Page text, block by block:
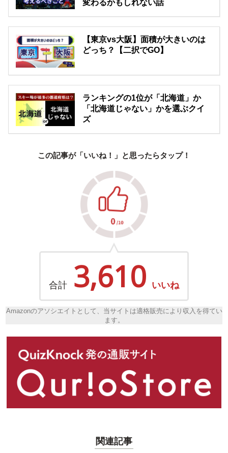
変わるかもしれない話
【東京vs大阪】面積が大きいのは
どっち？【二択でGO】
ランキングの1位が「北海道」か
「北海道じゃない」かを選ぶクイ
ズ
この記事が「いいね！」と思ったらタップ！
合計 3,610 いいね
Amazonのアソシエイトとして、当サイトは適格販売により収入を得てい
ます。
関連記事